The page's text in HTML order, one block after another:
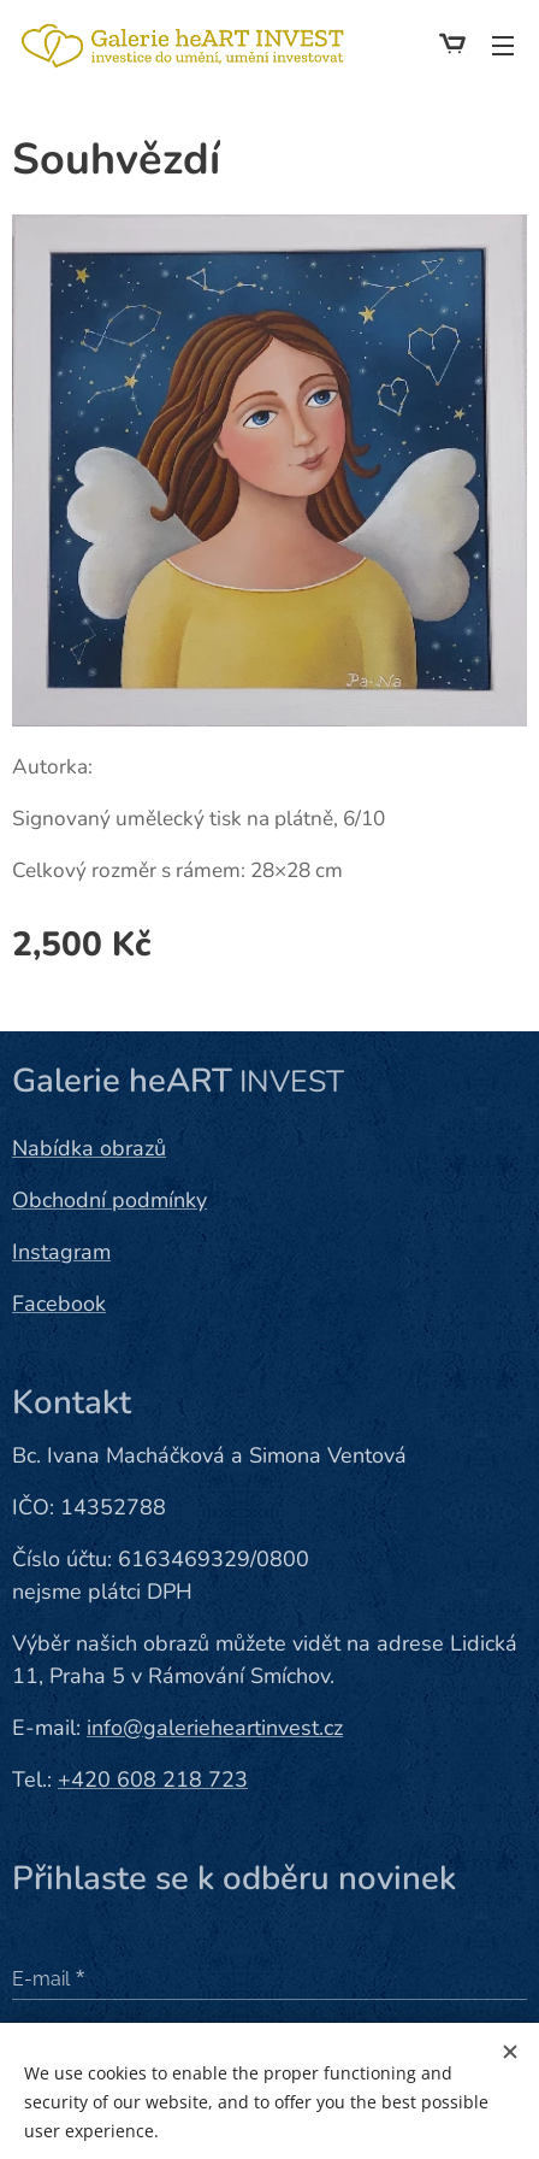
Souhvězdí
Autorka:
Signovaný umělecký tisk na plátně, 6/10
Celkový rozměr s rámem: 28×28 cm
2,500 Kč
Galerie heART INVEST
Nabídka obrazů
Obchodní podmínky
Instagram
Facebook
Kontakt
Bc. Ivana Macháčková a Simona Ventová
IČO: 14352788
Číslo účtu: 6163469329/0800
nejsme plátci DPH
Výběr našich obrazů můžete vidět na adrese Lidická
11, Praha 5 v Rámování Smíchov.
E-mail: info@galerieheartinvest.cz
Tel.: +420 608 218 723
Přihlaste se k odběru novinek
E-mail
Odeslat
We use cookies to enable the proper functioning and
security of our website, and to offer you the best possible
user experience.